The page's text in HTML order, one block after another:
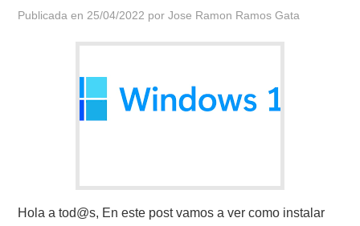
Publicada en 25/04/2022 porJose Ramon Ramos Gata
Hola a tod@s, En este post vamos a ver como instalar